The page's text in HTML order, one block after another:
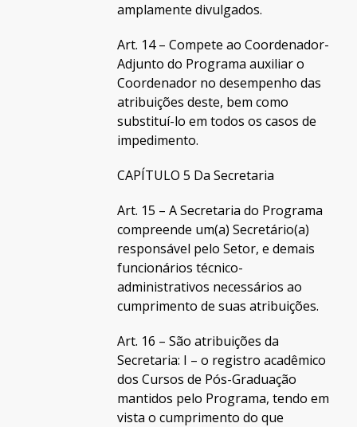
amplamente divulgados.
Art. 14 – Compete ao Coordenador-
Adjunto do Programa auxiliar o
Coordenador no desempenho das
atribuições deste, bem como
substituí-lo em todos os casos de
impedimento.
CAPÍTULO 5 Da Secretaria
Art. 15 – A Secretaria do Programa
compreende um(a) Secretário(a)
responsável pelo Setor, e demais
funcionários técnico-
administrativos necessários ao
cumprimento de suas atribuições.
Art. 16 – São atribuições da
Secretaria: I – o registro acadêmico
dos Cursos de Pós-Graduação
mantidos pelo Programa, tendo em
vista o cumprimento do que